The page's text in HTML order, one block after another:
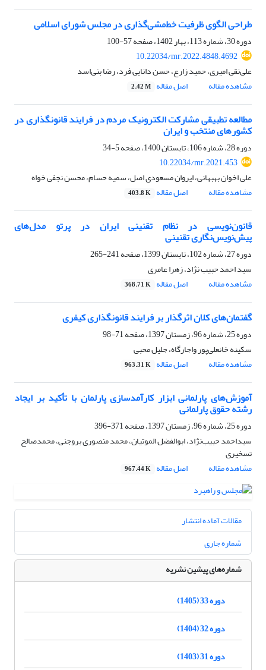
طراحی الگوی ظرفیت خط‌مشی‌گذاری در مجلس شورای اسلامی
دوره 30، شماره 113، بهار 1402، صفحه
57-100
10.22034/mr.2022.4848.4692
علی‌نقی امیری، حمید زارع، حسن دانایی فرد، رضا بنی‌اسد
مشاهده مقاله
اصل مقاله 2.42 M
مطالعه تطبیقی مشارکت الکترونیک مردم در فرایند قانونگذاری در
کشورهای منتخب و ایران
دوره 28، شماره 106، تابستان 1400، صفحه
5-34
10.22034/mr.2021.453
علی اخوان بهبهانی، ایروان مسعودی اصل، سمیه حسام، محسن نجفی خواه
مشاهده مقاله
اصل مقاله 403.8 K
قانون‌نویسی در نظام تقنینی ایران در پرتو مدل‌های
پیش‌نویس‌نگاری تقنینی
دوره 27، شماره 102، تابستان 1399، صفحه
241-265
سید احمد حبیب نژاد، زهرا عامری
مشاهده مقاله
اصل مقاله 368.71 K
گفتمان‌های کلان اثرگذار بر فرایند قانونگذاری کیفری
دوره 25، شماره 96، زمستان 1397، صفحه
71-98
سکینه خانعلی‌پور واجارگاه، جلیل محبی
مشاهده مقاله
اصل مقاله 963.31 K
آموزش‌های پارلمانی ابزار کارآمدسازی پارلمان با تأکید بر ایجاد
رشته حقوق پارلمانی
دوره 25، شماره 96، زمستان 1397، صفحه
371-396
سیداحمد حبیب‌نژاد، ابوالفضل الموتیان، محمد منصوری بروجنی، محمد‌صالح
تسخیری
مشاهده مقاله
اصل مقاله 967.44 K
مقالات آماده انتشار
شماره جاری
شماره‌های پیشین نشریه
دوره 33 (1405)
دوره 32 (1404)
دوره 31 (1403)